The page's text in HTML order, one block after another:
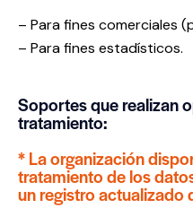
– Para fines comerciales
– Para fines estadísticos.
Soportes que realizan
tratamiento:
* La organización
tratamiento de los
un registro actualizado